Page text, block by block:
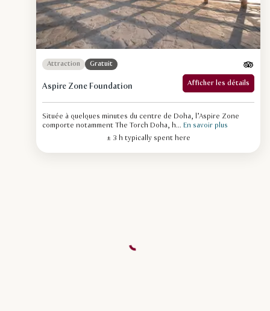
Attraction Gratuit
Aspire Zone Foundation Afficher les détails
Située à quelques minutes du centre de Doha, l’Aspire Zone
comporte notamment The Torch Doha, h... En savoir plus
± 3 h typically spent here